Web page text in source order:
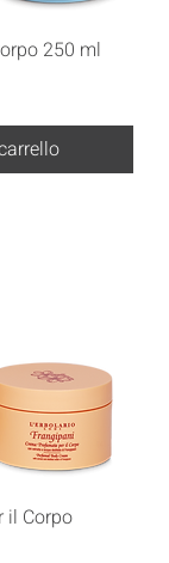
250 ml
il Corpo